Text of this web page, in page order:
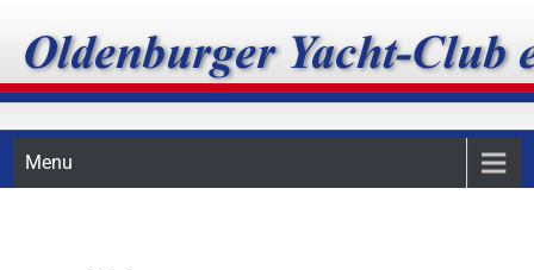
content
Oldenburger Yacht-Club
e.V.
Menu